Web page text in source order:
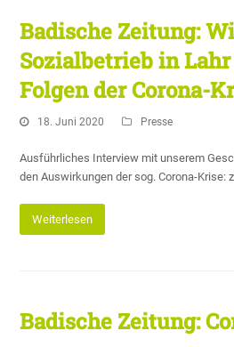
Badische Zeitung:
Sozialbetrieb in
Folgen der Corona-
18. Juni 2020 Presse
Ausführliches Interview mit unserem
den Auswirkungen der sog. Corona-Krise:
Weiterlesen
Badische Zeitung: